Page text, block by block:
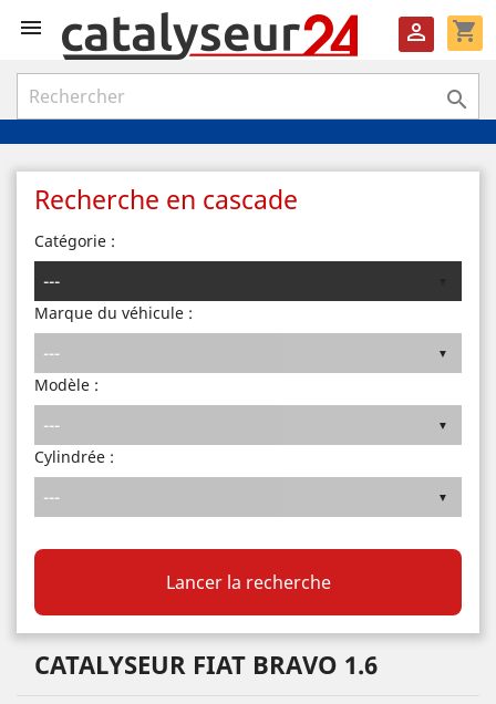
 shopping_cart


Recherche en cascade
Catégorie :
Marque du véhicule :
Modèle :
Cylindrée :
Lancer la recherche
CATALYSEUR FIAT BRAVO 1.6